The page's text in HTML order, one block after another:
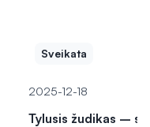
Sveikata
2025-12-18
Tylusis žudikas –